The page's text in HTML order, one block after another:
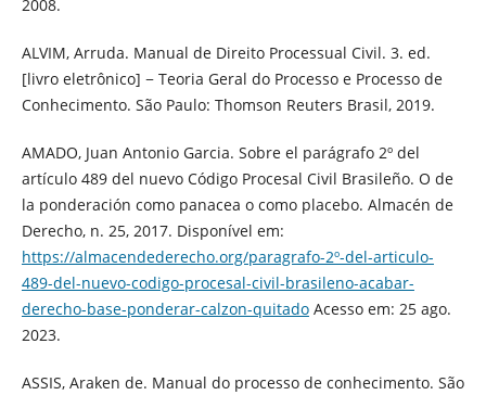
2008.
ALVIM, Arruda. Manual de Direito Processual Civil. 3. ed.
[livro eletrônico] − Teoria Geral do Processo e Processo de
Conhecimento. São Paulo: Thomson Reuters Brasil, 2019.
AMADO, Juan Antonio Garcia. Sobre el parágrafo 2º del
artículo 489 del nuevo Código Procesal Civil Brasileño. O de
la ponderación como panacea o como placebo. Almacén de
Derecho, n. 25, 2017. Disponível em:
https://almacendederecho.org/paragrafo-2º-del-articulo-
489-del-nuevo-codigo-procesal-civil-brasileno-acabar-
derecho-base-ponderar-calzon-quitadoAcesso em: 25 ago.
2023.
ASSIS, Araken de. Manual do processo de conhecimento. São